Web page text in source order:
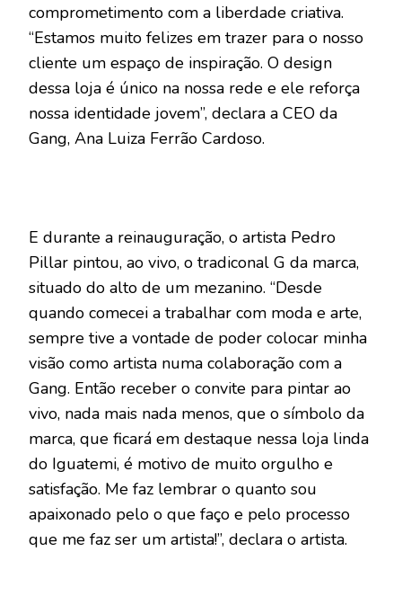
comprometimento com a liberdade criativa.
“Estamos muito felizes em trazer para o nosso
cliente um espaço de inspiração. O design
dessa loja é único na nossa rede e ele reforça
nossa identidade jovem”, declara a CEO da
Gang, Ana Luiza Ferrão Cardoso.
E durante a reinauguração, o artista Pedro
Pillar pintou, ao vivo, o tradiconal G da marca,
situado do alto de um mezanino. “Desde
quando comecei a trabalhar com moda e arte,
sempre tive a vontade de poder colocar minha
visão como artista numa colaboração com a
Gang. Então receber o convite para pintar ao
vivo, nada mais nada menos, que o símbolo da
marca, que ficará em destaque nessa loja linda
do Iguatemi, é motivo de muito orgulho e
satisfação. Me faz lembrar o quanto sou
apaixonado pelo o que faço e pelo processo
que me faz ser um artista!”, declara o artista.